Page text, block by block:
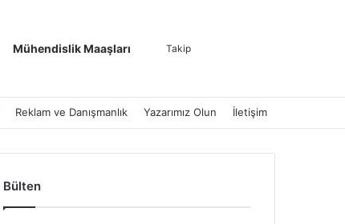
Mühendislik Maaşları Takip
Reklam ve Danışmanlık Yazarımız Olun İletişim
Bülten